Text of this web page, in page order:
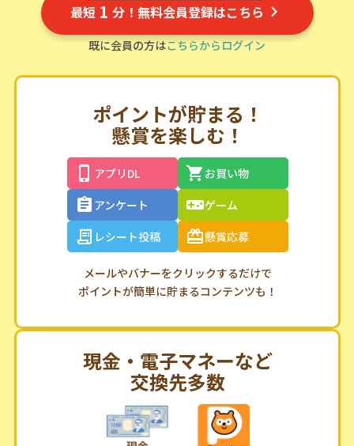
500pt プレゼント中
ポイントが貯まる！
懸賞を楽しむ！
アプリDL
お買い物
アンケート
ゲーム
レシート投稿
懸賞応募
メールやバナーをクリックするだけで
現金・電子マネーなど
交換先多数